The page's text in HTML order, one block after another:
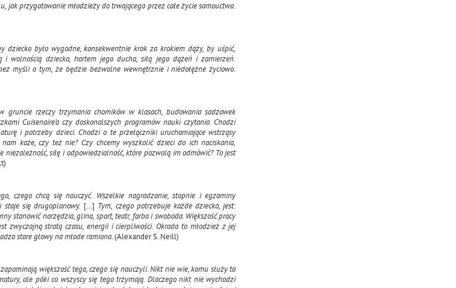
jak przygotowanie młodzieży do trwającego przez całe życie samouctwa.
dziecko było wygodne, konsekwentnie krok za krokiem dąży, by uśpić,
i wolnością dziecka, hartem jego ducha, siłą jego dążeń i zamierzeń.
myśli o tym, że będzie bezwolne wewnętrznie i niedołężne życiowo.
gruncie rzeczy trzymania chomików w klasach, budowania sadzawek
Cuisenaire’a czy doskonalszych programów nauki czytania. Chodzi
i potrzeby dzieci. Chodzi o te przełączniki uruchamiające wstrząsy
każe, czy też nie? Czy chcemy wyszkolić dzieci do ich naciskania,
niezależność, siłę i odpowiedzialność, które pozwolą im odmówić? To jest
czego chcą się nauczyć. Wszelkie nagradzanie, stopnie i egzaminy
staje się drugoplanowy. […] Tym, czego potrzebuje każde dziecko, jest:
stanowić narzędzia, glina, sport, teatr, farba i swoboda. Większość pracy
zwyczajną stratą czasu, energii i cierpliwości. Okrada to młodzież z jej
stare głowy na młode ramiona.(Alexander S. Neill)
większość tego, czego się nauczyli. Nikt nie wie, komu służy ta
ale póki co wszyscy się tego trzymają. Dlaczego nikt nie wychodzi